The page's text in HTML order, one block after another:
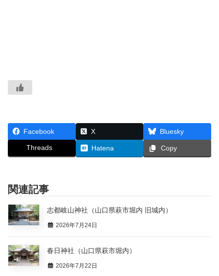
Facebook X Bluesky
Threads Hatena Copy
関連記事
志都岐山神社（山口県萩市堀内 旧城内）
2026年7月24日
春日神社（山口県萩市堀内）
2026年7月22日